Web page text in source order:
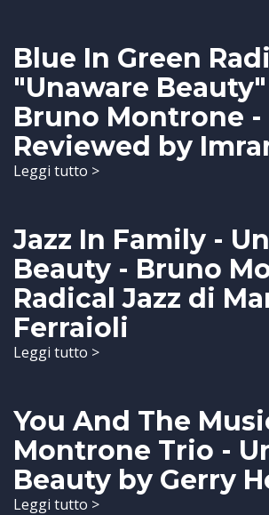
Blue In Green
"Unaware
Bruno Montrone -
Reviewed by
Leggi tutto >
Jazz In Family -
Beauty - Bruno
Radical Jazz di
Ferraioli
Leggi tutto >
You And The
Montrone Trio -
Beauty by Gerry
Leggi tutto >